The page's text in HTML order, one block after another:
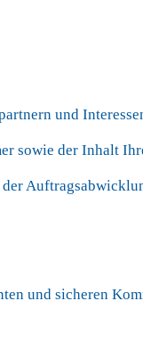
und
sowie der Inhalt
und sicheren